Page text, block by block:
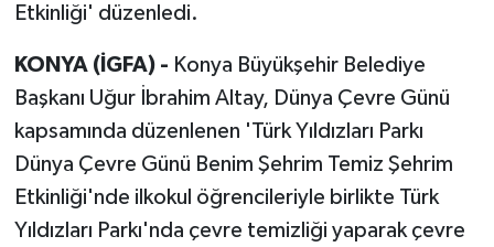
Etkinliği' düzenledi.
KONYA (İGFA) - Konya Büyükşehir Belediye
Başkanı Uğur İbrahim Altay, Dünya Çevre Günü
kapsamında düzenlenen 'Türk Yıldızları Parkı
Dünya Çevre Günü Benim Şehrim Temiz Şehrim
Etkinliği'nde ilkokul öğrencileriyle birlikte Türk
Yıldızları Parkı'nda çevre temizliği yaparak çevre